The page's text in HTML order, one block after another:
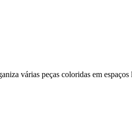
várias peças coloridas em